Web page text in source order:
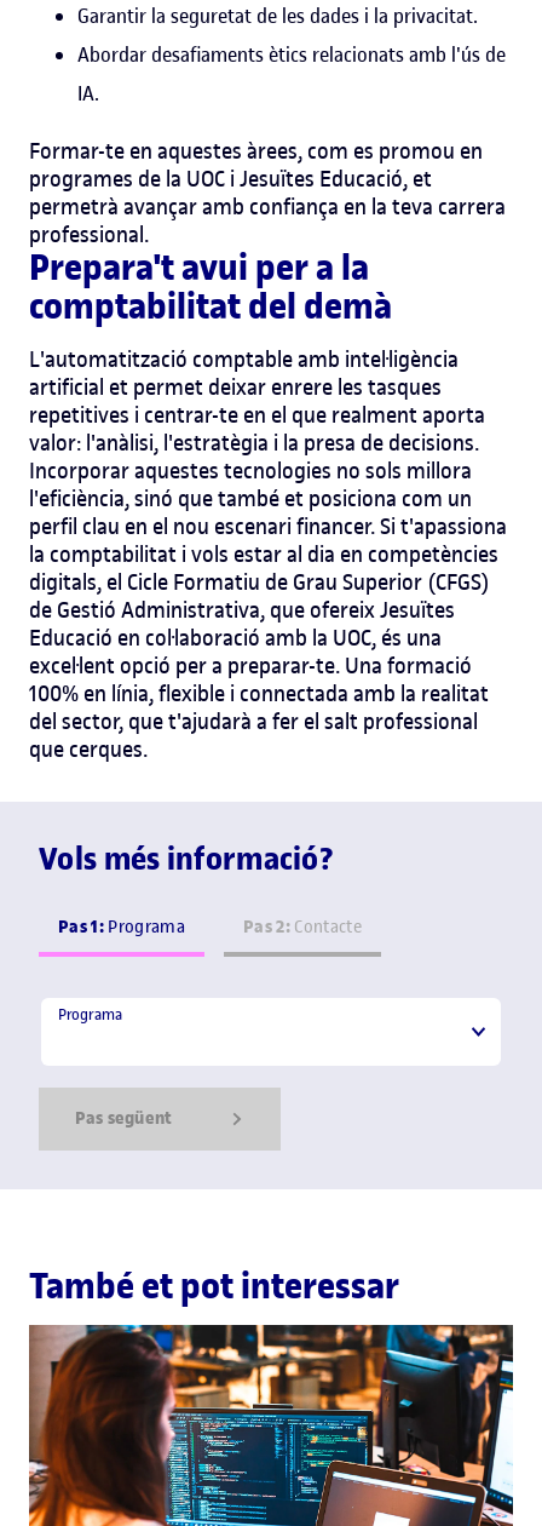
Garantir la seguretat de les dades i la privacitat.
Abordar desafiaments ètics relacionats amb l'ús de
IA.
Formar-te en aquestes àrees, com es promou en
programes de la UOC i Jesuïtes Educació, et
permetrà avançar amb confiança en la teva carrera
professional.
Prepara't avui per a la
comptabilitat del demà
L'automatització comptable amb intel·ligència
artificial et permet deixar enrere les tasques
repetitives i centrar-te en el que realment aporta
valor: l'anàlisi, l'estratègia i la presa de decisions.
Incorporar aquestes tecnologies no sols millora
l'eficiència, sinó que també et posiciona com un
perfil clau en el nou escenari financer.Si t'apassiona
la comptabilitat i vols estar al dia en competències
digitals, el Cicle Formatiu de Grau Superior (CFGS)
de Gestió Administrativa, que ofereix Jesuïtes
Educació en col·laboració amb la UOC, és una
excel·lent opció per a preparar-te. Una formació
100% en línia, flexible i connectada amb la realitat
del sector, que t'ajudarà a fer el salt professional
que cerques.
Vols més informació?
Pas 1:Programa Pas 2:Contacte
Programa
Programa
Pas següent
També et pot interessar